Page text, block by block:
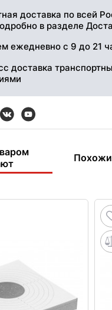
доставка по всей
в разделе
ежедневно с 9 до 21
доставка